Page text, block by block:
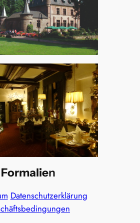
Formalien
Datenschutzerklärung